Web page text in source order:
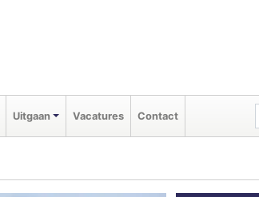
Uitgaan Vacatures Contact